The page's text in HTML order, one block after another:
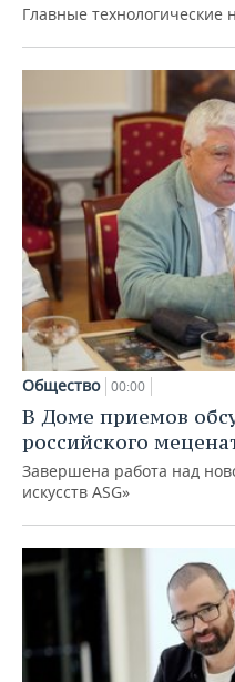
Главные
Общество 00:00
В Доме приемов
российского
Завершена работа над
искусств ASG»